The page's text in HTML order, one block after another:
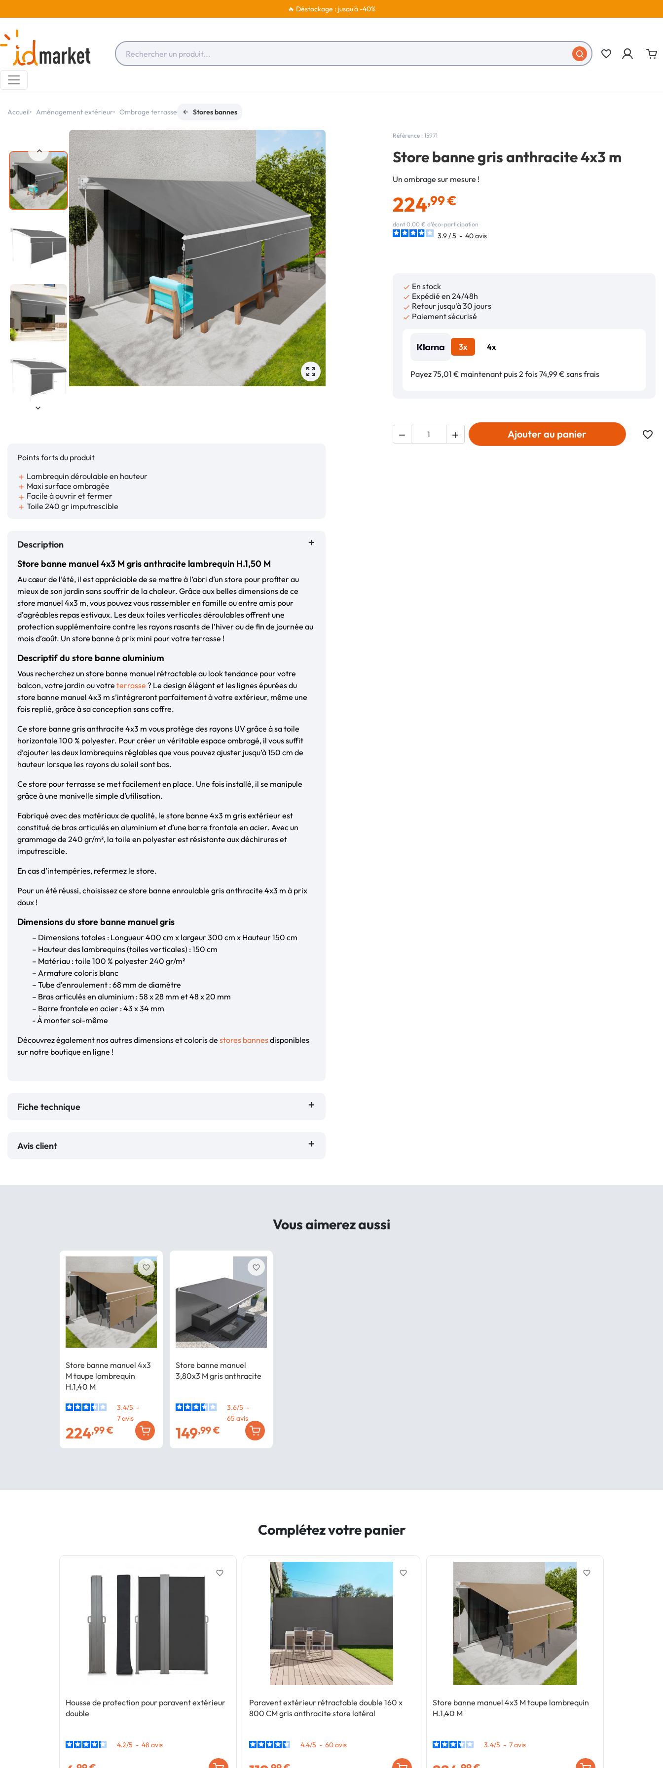
🔥 Déstockage : jusqu'à -40%
favorite_border
Accueil Aménagement extérieur Ombrage terrasse Stores bannes
Points forts du produit
add Lambrequin déroulable en hauteur
add Maxi surface ombragée
add Facile à ouvrir et fermer
add Toile 240 gr imputrescible
Description
Store banne manuel 4x3 M gris anthracite lambrequin H.1,50 M
Au cœur de l’été, il est appréciable de se mettre à l’abri d’un store pour profiter au
mieux de son jardin sans souffrir de la chaleur. Grâce aux belles dimensions de ce
store manuel 4x3 m, vous pouvez vous rassembler en famille ou entre amis pour
d’agréables repas estivaux. Les deux toiles verticales déroulables offrent une
protection supplémentaire contre les rayons rasants de l’hiver ou de fin de journée au
mois d’août. Un store banne à prix mini pour votre terrasse !
Descriptif du store banne aluminium
Vous recherchez un store banne manuel rétractable au look tendance pour votre
balcon, votre jardin ou votre terrasse ? Le design élégant et les lignes épurées du
store banne manuel 4x3 m s’intégreront parfaitement à votre extérieur, même une
fois replié, grâce à sa conception sans coffre.
Ce store banne gris anthracite 4x3 m vous protège des rayons UV grâce à sa toile
horizontale 100 % polyester. Pour créer un véritable espace ombragé, il vous suffit
d’ajouter les deux lambrequins réglables que vous pouvez ajuster jusqu’à 150 cm de
hauteur lorsque les rayons du soleil sont bas.
Ce store pour terrasse se met facilement en place. Une fois installé, il se manipule
grâce à une manivelle simple d’utilisation.
Fabriqué avec des matériaux de qualité, le store banne 4x3 m gris extérieur est
constitué de bras articulés en aluminium et d’une barre frontale en acier. Avec un
grammage de 240 gr/m², la toile en polyester est résistante aux déchirures et
imputrescible.
En cas d’intempéries, refermez le store.
Pour un été réussi, choisissez ce store banne enroulable gris anthracite 4x3 m à prix
doux !
Dimensions du store banne manuel gris
– Dimensions totales : Longueur 400 cm x largeur 300 cm x Hauteur 150 cm
– Hauteur des lambrequins (toiles verticales) : 150 cm
– Matériau : toile 100 % polyester 240 gr/m²
– Armature coloris blanc
– Tube d’enroulement : 68 mm de diamètre
– Bras articulés en aluminium : 58 x 28 mm et 48 x 20 mm
– Barre frontale en acier : 43 x 34 mm
- À monter soi-même
Découvrez également nos autres dimensions et coloris de stores bannesdisponibles
sur notre boutique en ligne !
Fiche technique
Avis client
Référence : 15971
Store banne gris anthracite 4x3 m
Un ombrage sur mesure !
224,99 €
dont 0.00 € d'éco-participation
3.9/5 - 40avis
 En stock
 Expédié en 24/48h
 Retour jusqu'à 30 jours
 Paiement sécurisé
3x 4x
Payez 75,01 € maintenant puis 2 fois 74,99 € sans frais
  Ajouter au panier favorite_border
Vous aimerez aussi
Store banne manuel 4x3
M taupe lambrequin
H.1,40 M
3.4/5 -
7avis
224,99 €
favorite_border
Store banne manuel
3,80x3 M gris anthracite
3.6/5 -
65avis
149,99 €
favorite_border
Complétez votre panier
Housse de protection pour paravent extérieur
double
4.2/5 - 48 avis
favorite_border
Paravent extérieur rétractable double 160 x
800 CM gris anthracite store latéral
4.4/5 - 60avis
favorite_border
Store banne manuel 4x3 M taupe lambrequin
H.1,40 M
3.4/5 - 7avis
favorite_border